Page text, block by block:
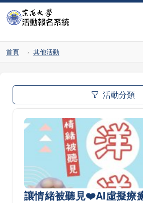
首頁 其他活動
活動分類
讓情緒被聽見❤️AI虛擬療